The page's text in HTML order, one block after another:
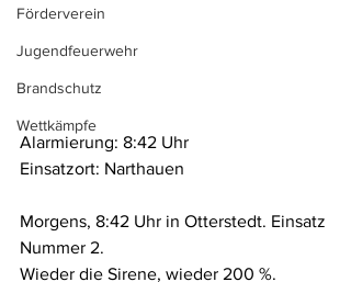
Förderverein
Jugendfeuerwehr
Brandschutz
Wettkämpfe
Alarmierung: 8:42 Uhr
Einsatzort: Narthauen
Morgens, 8:42 Uhr in Otterstedt. Einsatz
Nummer 2.
Wieder die Sirene, wieder 200 %.